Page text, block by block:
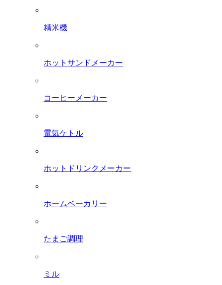
精米機
ホットサンドメーカー
コーヒーメーカー
電気ケトル
ホットドリンクメーカー
ホームベーカリー
たまご調理
ミル